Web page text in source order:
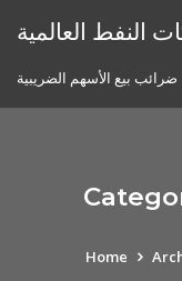
النفط العالمية
ضرائب بيع الأسهم الضريبية
Home